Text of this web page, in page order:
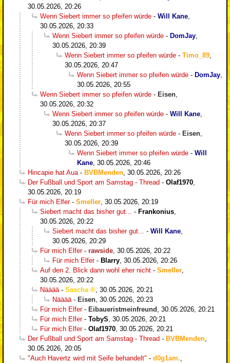
30.05.2026, 20:26
Wenn Siebert immer so pfeifen würde - Will Kane
30.05.2026, 20:33
Wenn Siebert immer so pfeifen würde - DomJay
30.05.2026, 20:39
Wenn Siebert immer so pfeifen würde - Timo_89
30.05.2026, 20:47
Wenn Siebert immer so pfeifen würde - DomJay
30.05.2026, 20:55
Wenn Siebert immer so pfeifen würde - Eisen
30.05.2026, 20:32
Wenn Siebert immer so pfeifen würde - Will Kane
30.05.2026, 20:37
Wenn Siebert immer so pfeifen würde - Eisen
30.05.2026, 20:39
Wenn Siebert immer so pfeifen würde - Will
Kane 30.05.2026, 20:46
Hincapie hat Aua - BVBMenden 30.05.2026, 20:26
Der Fußball und Sport am Samstag - Thread - Olaf1970
30.05.2026, 20:19
Für mich Elfer- Smeller 30.05.2026, 20:19
Siebert macht das bisher gut...
- Frankonius
30.05.2026, 20:22
Siebert macht das bisher gut...
- Will Kane
30.05.2026, 20:29
Für mich Elfer- rawside 30.05.2026, 20:22
Für mich Elfer- Blarry 30.05.2026, 20:26
Auf den 2. Blick dann wohl eher nicht - Smeller
30.05.2026, 20:22
Nääää - Sascha
30.05.2026, 20:21
Nääää - Eisen 30.05.2026, 20:23
Für mich Elfer- Eibaueristmeinfreund
30.05.2026, 20:21
Für mich Elfer- TobyS 30.05.2026, 20:21
Für mich Elfer- Olaf1970 30.05.2026, 20:21
Der Fußball und Sport am Samstag - Thread - BVBMenden
30.05.2026, 20:05
"Auch Havertz wird mit Seife behandelt" - d0g1am.